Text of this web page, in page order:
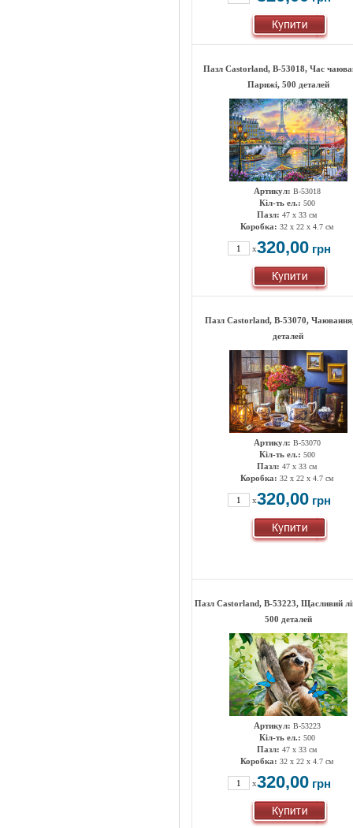
Пазл Castorland, B-53018, Час
Парижі, 500 деталей
Артикул: B-53018
Кіл-ть ел.: 500
Пазл: 47 х 33 см
Коробка: 32 x 22 x 4.7 см
x320,00 грн
Пазл Castorland, B-53070,
деталей
Артикул: B-53070
Кіл-ть ел.: 500
Пазл: 47 х 33 см
Коробка: 32 x 22 x 4.7 см
x320,00 грн
Пазл Castorland, B-53223, Щасливий
500 деталей
Артикул: B-53223
Кіл-ть ел.: 500
Пазл: 47 х 33 см
Коробка: 32 x 22 x 4.7 см
x320,00 грн